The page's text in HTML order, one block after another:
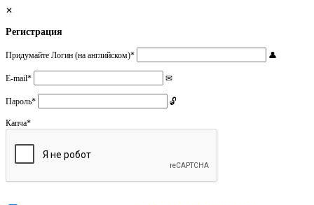
Регистрация
Придумайте Логин (на английском)*
E-mail*
Пароль*
Капча*